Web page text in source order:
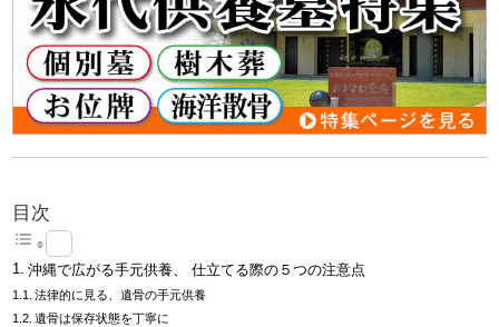
目次
沖縄で広がる手元供養、 仕立てる際の５つの注意点
法律的に見る、遺骨の手元供養
遺骨は保存状態を丁寧に